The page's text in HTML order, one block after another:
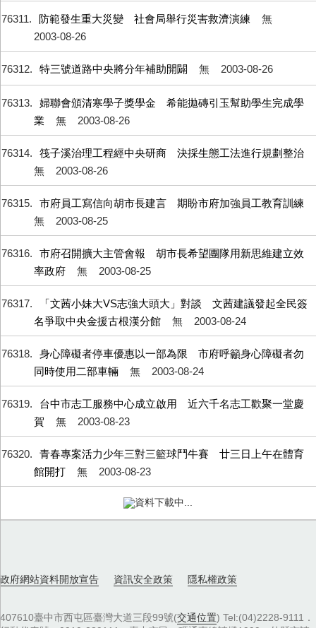
76311 防範發生重大災變 社會局舉行災害救濟演練
無
2003-08-26
76312 特三號道路中央將分年補助開闢 無 2003-08-26
76313
婦聯會頒清寒學子獎學金 希能拋磚引玉幫助學生完成學
業
無 2003-08-26
76314
筏子溪治理工程經中央研商 決採生態工法進行規劃整治
無
2003-08-26
76315
市府員工寫信向胡市長建言 期盼市府加強員工教育訓練
無
2003-08-25
76316
市府召開擴大主管會報 胡市長希望團隊用新思維建立效
率政府
無 2003-08-25
76317
「文茜小妹大VS志強大頭大」對談 文茜建議發起全民簽
名爭取中央金援古根漢分館
無 2003-08-24
76318
身心障礙者停車優惠以一部為限 市府呼籲身心障礙者勿
同時使用二部車輛
無 2003-08-24
76319
台中市志工服務中心成立啟用 近六千名志工歡聚一堂慶
賀
無 2003-08-23
76320
青春專案活力少年三對三籃球鬥牛賽 廿三日上午在體育
館開打
無 2003-08-23
資料下載中...
政府網站資料開放宣告 資訊安全政策 隱私權政策
407610臺中市西屯區臺灣大道三段99號(交通位置) Tel:(04)2228-9111．